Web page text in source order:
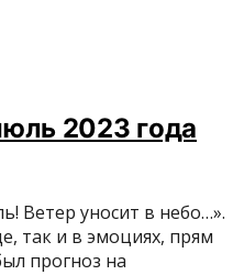
2023 года
Ветер уносит в небо…».
так и в эмоциях, прям
прогноз на